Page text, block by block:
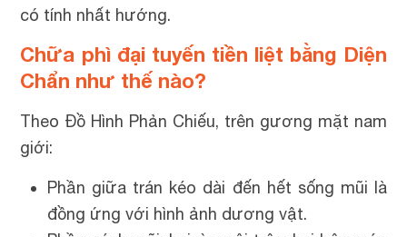
có tính nhất hướng.
Chữa phì đại tuyến tiền liệt bằng Diện
Chẩn như thế nào?
Theo Đồ Hình Phản Chiếu, trên gương mặt nam
giới:
Phần giữa trán kéo dài đến hết sống mũi là
đồng ứng với hình ảnh dương vật.